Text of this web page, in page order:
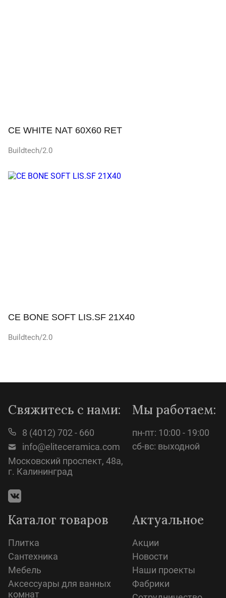
CE WHITE NAT 60X60 RET
Buildtech/2.0
Просмотр
CE BONE SOFT LIS.SF 21X40
Buildtech/2.0
Свяжитесь с нами:
8 (4012) 702 - 660
info@eliteceramica.com
Московский проспект, 48а,
г. Калининград
Мы работаем:
пн-пт: 10:00 - 19:00
сб-вс: выходной
Каталог товаров
Плитка
Сантехника
Мебель
Аксессуары для ванных
комнат
Актуальное
Акции
Новости
Наши проекты
Фабрики